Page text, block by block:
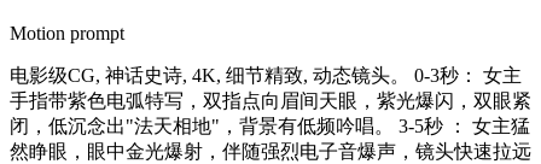
Motion prompt
电影级CG, 神话史诗, 4K, 细节精致, 动态镜头。 0-3秒： 女主
手指带紫色电弧特写，双指点向眉间天眼，紫光爆闪，双眼紧
闭，低沉念出"法天相地"，背景有低频吟唱。 3-5秒 ： 女主猛
然睁眼，眼中金光爆射，伴随强烈电子音爆声，镜头快速拉远